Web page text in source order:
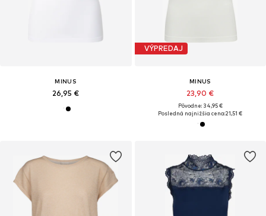
MINUS
26,95 €
VÝPREDAJ
MINUS
23,90 €
Pôvodne: 34,95 €
Posledná najnižšia cena:21,51 €